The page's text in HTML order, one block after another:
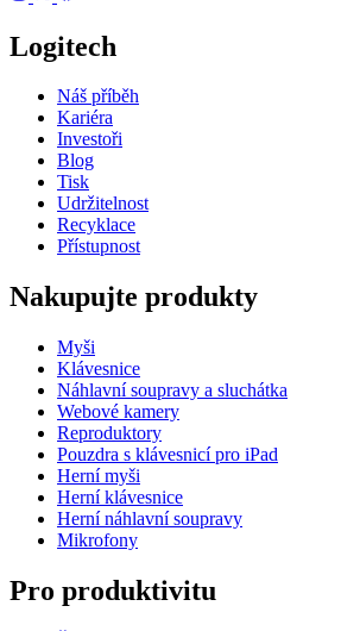
Logitech
Náš příběh
Kariéra
Investoři
Blog
Tisk
Udržitelnost
Recyklace
Přístupnost
Nakupujte produkty
Myši
Klávesnice
Náhlavní soupravy a sluchátka
Webové kamery
Reproduktory
Pouzdra s klávesnicí pro iPad
Herní myši
Herní klávesnice
Herní náhlavní soupravy
Mikrofony
Pro produktivitu